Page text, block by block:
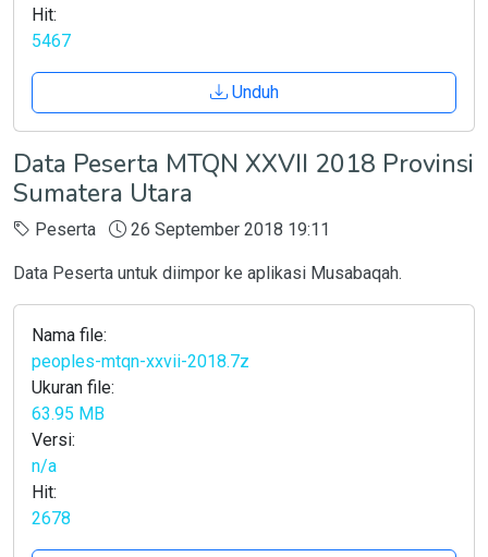
Hit:
5467
Unduh
Data Peserta MTQN XXVII 2018 Provinsi
Sumatera Utara
Peserta 26 September 2018 19:11
Data Peserta untuk diimpor ke aplikasi Musabaqah.
Nama file:
peoples-mtqn-xxvii-2018.7z
Ukuran file:
63.95 MB
Versi:
n/a
Hit:
2678